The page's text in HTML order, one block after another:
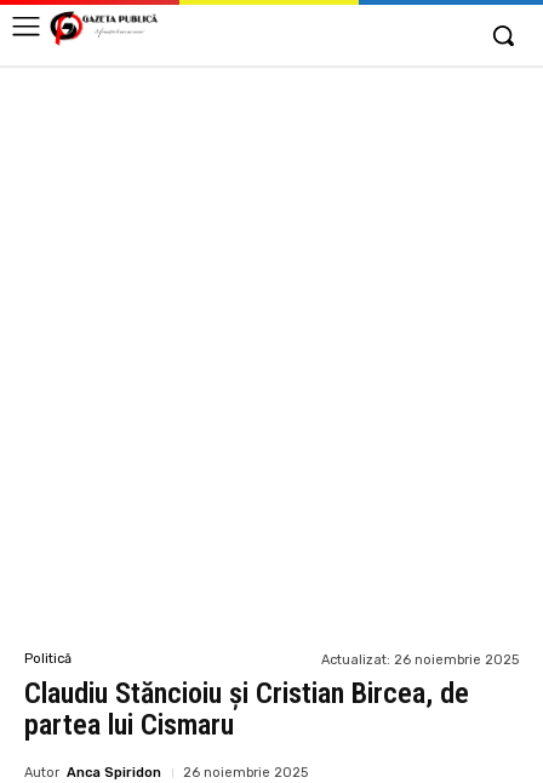
Politică Actualizat: 26 noiembrie 2025
Claudiu Stăncioiu și Cristian Bircea, de
partea lui Cismaru
Autor Anca Spiridon 26 noiembrie 2025